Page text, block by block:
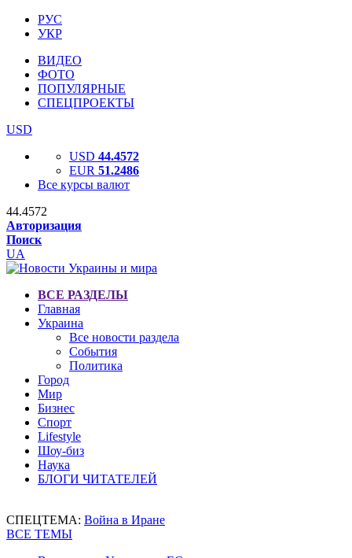
РУС
УКР
ВИДЕО
ФОТО
ПОПУЛЯРНЫЕ
СПЕЦПРОЕКТЫ
USD
USD 44.4572
EUR 51.2486
Все курсы валют
44.4572
Авторизация
Поиск
UA
ВСЕ РАЗДЕЛЫ
Главная
Украина
Все новости раздела
События
Политика
Город
Мир
Бизнес
Спорт
Lifestyle
Шоу-биз
Наука
БЛОГИ ЧИТАТЕЛЕЙ
СПЕЦТЕМА: Война в Иране
ВСЕ ТЕМЫ